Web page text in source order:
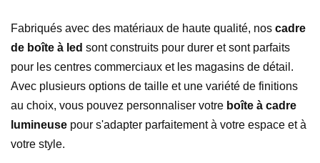
Fabriqués avec des matériaux de haute qualité, nos cadre
de boîte à led sont construits pour durer et sont parfaits
pour les centres commerciaux et les magasins de détail.
Avec plusieurs options de taille et une variété de finitions
au choix, vous pouvez personnaliser votre boîte à cadre
lumineuse pour s'adapter parfaitement à votre espace et à
votre style.